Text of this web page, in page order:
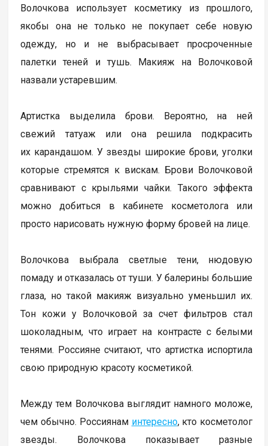
Волочкова использует косметику из прошлого,
якобы она не только не покупает себе новую
одежду, но и не выбрасывает просроченные
палетки теней и тушь. Макияж на Волочковой
назвали устаревшим.
Артистка выделила брови. Вероятно, на ней
свежий татуаж или она решила подкрасить
их карандашом. У звезды широкие брови, уголки
которые стремятся к вискам. Брови Волочковой
сравнивают с крыльями чайки. Такого эффекта
можно добиться в кабинете косметолога или
просто нарисовать нужную форму бровей на лице.
Волочкова выбрала светлые тени, нюдовую
помаду и отказалась от туши. У балерины большие
глаза, но такой макияж визуально уменьшил их.
Тон кожи у Волочковой за счет фильтров стал
шоколадным, что играет на контрасте с белыми
тенями. Россияне считают, что артистка испортила
свою природную красоту косметикой.
Между тем Волочкова выглядит намного моложе,
чем обычно. Россиянам интересно, кто косметолог
звезды. Волочкова показывает разные